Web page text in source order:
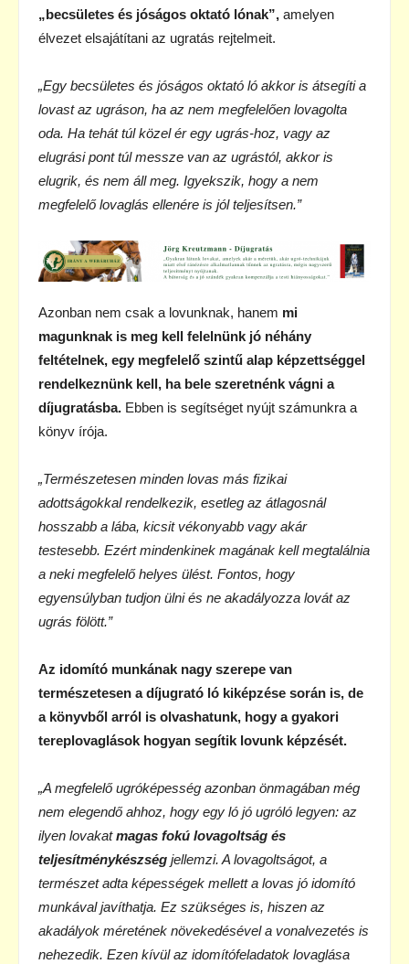
„becsületes és jóságos oktató lónak”, amelyen
élvezet elsajátítani az ugratás rejtelmeit.
„Egy becsületes és jóságos oktató ló akkor is átsegíti a
lovast az ugráson, ha az nem megfelelően lovagolta
oda. Ha tehát túl közel ér egy ugrás-hoz, vagy az
elugrási pont túl messze van az ugrástól, akkor is
elugrik, és nem áll meg. Igyekszik, hogy a nem
megfelelő lovaglás ellenére is jól teljesítsen.”
Azonban nem csak a lovunknak, hanem mi
magunknak is meg kell felelnünk jó néhány
feltételnek, egy megfelelő szintű alap képzettséggel
rendelkeznünk kell, ha bele szeretnénk vágni a
díjugratásba. Ebben is segítséget nyújt számunkra a
könyv írója.
„Természetesen minden lovas más fizikai
adottságokkal rendelkezik, esetleg az átlagosnál
hosszabb a lába, kicsit vékonyabb vagy akár
testesebb. Ezért mindenkinek magának kell megtalálnia
a neki megfelelő helyes ülést. Fontos, hogy
egyensúlyban tudjon ülni és ne akadályozza lovát az
ugrás fölött.”
Az idomító munkának nagy szerepe van
természetesen a díjugrató ló kiképzése során is, de
a könyvből arról is olvashatunk, hogy a gyakori
tereplovaglások hogyan segítik lovunk képzését.
„A megfelelő ugróképesség azonban önmagában még
nem elegendő ahhoz, hogy egy ló jó ugróló legyen: az
ilyen lovakatmagas fokú lovagoltság és
teljesítménykészség jellemzi. A lovagoltságot, a
természet adta képességek mellett a lovas jó idomító
munkával javíthatja. Ez szükséges is, hiszen az
akadályok méretének növekedésével a vonalvezetés is
nehezedik. Ezen kívül az idomítófeladatok lovaglása